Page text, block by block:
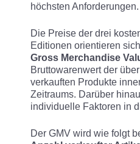
höchsten Anforderungen.
Die Preise der drei
Editionen orientieren
Gross Merchandise
Bruttowarenwert der
verkauften Produkte
Zeitraums. Darüber
individuelle Faktoren in
Der GMV wird wie folgt